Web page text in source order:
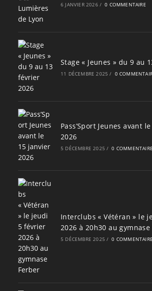
6 JANVIER 2026 / 0 COMMENTAIRE
Stage « Jeunes » du 9 au
11 DÉCEMBRE 2025 / 0
Pass’Sport Jeunes avant
2026
5 DÉCEMBRE 2025 / 0 COMMENTAIRE
Interclubs « Vétéran » le
2026 à 20h30 au
5 DÉCEMBRE 2025 / 0 COMMENTAIRE